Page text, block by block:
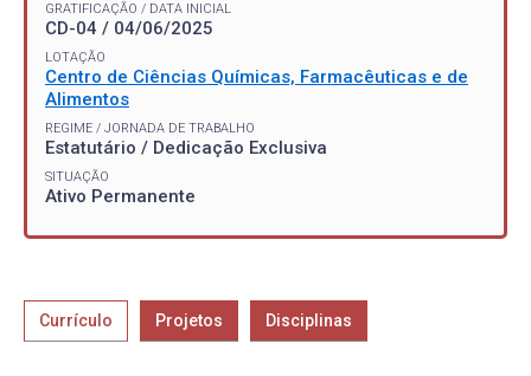
GRATIFICAÇÃO / DATA INICIAL
CD-04 / 04/06/2025
LOTAÇÃO
Centro de Ciências Químicas, Farmacêuticas e de
Alimentos
REGIME / JORNADA DE TRABALHO
Estatutário / Dedicação Exclusiva
SITUAÇÃO
Ativo Permanente
Currículo Projetos Disciplinas